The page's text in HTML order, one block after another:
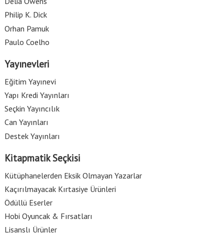
Philip K. Dick
Orhan Pamuk
Paulo Coelho
Yayınevleri
Eğitim Yayınevi
Yapı Kredi Yayınları
Seçkin Yayıncılık
Can Yayınları
Destek Yayınları
Kitapmatik Seçkisi
Kütüphanelerden Eksik Olmayan Yazarlar
Kaçırılmayacak Kırtasiye Ürünleri
Ödüllü Eserler
Hobi Oyuncak & Fırsatları
Lisanslı Ürünler